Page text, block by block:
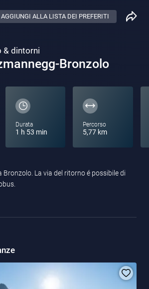
AGGIUNGI ALLA LISTA DEI PREFERITI
& dintorni
Bronzolo
Durata
1 h 53 min
Percorso
5,77 km
Bronzolo. La via del ritorno é possibile di